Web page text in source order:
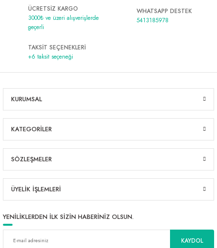
ÜCRETSİZ KARGO
3000₺ ve üzeri alışverişlerde
geçerli
WHATSAPP DESTEK
5413185978
TAKSİT SEÇENEKLERİ
+6 taksit seçeneği
KURUMSAL
KATEGORİLER
SÖZLEŞMELER
ÜYELİK İŞLEMLERİ
YENİLİKLERDEN İLK SİZİN HABERİNİZ OLSUN.
KAYDOL